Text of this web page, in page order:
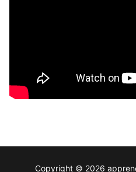
Copyright © 2026